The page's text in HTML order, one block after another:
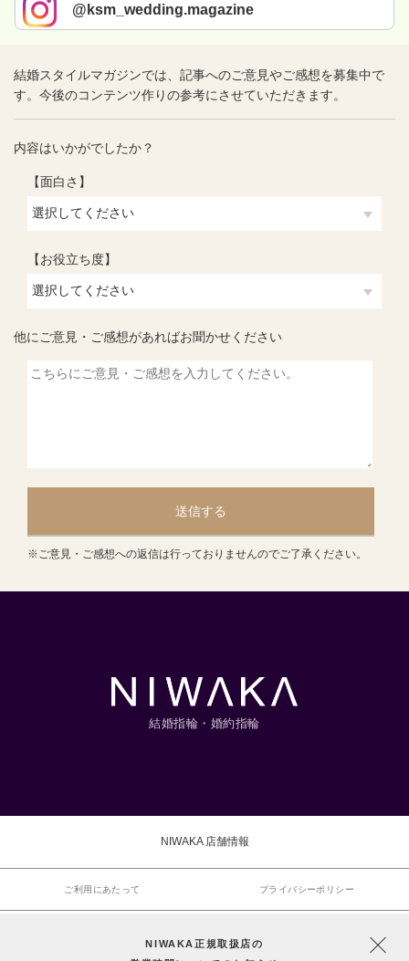
NIWAKA正規取扱店の
@ksm_wedding.magazine
結婚スタイルマガジンでは、記事へのご意見やご感想を募集中で
す。今後のコンテンツ作りの参考にさせていただきます。
内容はいかがでしたか？
【面白さ】
【お役立ち度】
他にご意見・ご感想があればお聞かせください
送信する
※ご意見・ご感想への返信は行っておりませんのでご了承ください。
結婚指輪・婚約指輪
NIWAKA 店舗情報
ご利用にあたって プライバシーポリシー